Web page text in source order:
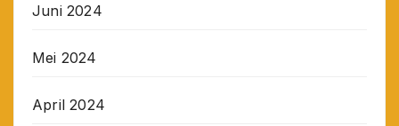
Juni 2024
Mei 2024
April 2024